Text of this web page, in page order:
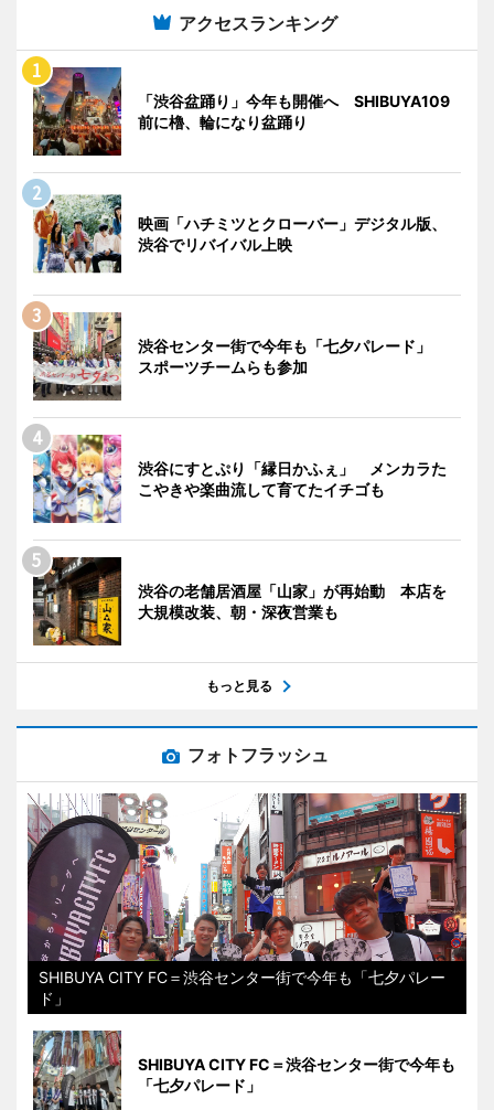
アクセスランキング
「渋谷盆踊り」今年も開催へ SHIBUYA109
前に櫓、輪になり盆踊り
映画「ハチミツとクローバー」デジタル版、
渋谷でリバイバル上映
渋谷センター街で今年も「七夕パレード」
スポーツチームらも参加
渋谷にすとぷり「縁日かふぇ」 メンカラた
こやきや楽曲流して育てたイチゴも
渋谷の老舗居酒屋「山家」が再始動 本店を
大規模改装、朝・深夜営業も
もっと見る
フォトフラッシュ
SHIBUYA CITY FC＝渋谷センター街で今年も「七夕パレー
ド」
SHIBUYA CITY FC＝渋谷センター街で今年も
「七夕パレード」